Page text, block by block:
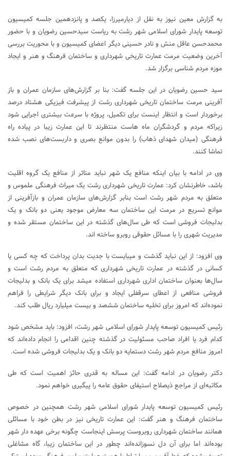
به گزارش معین نیوز به نقل از دیارمیرزا، یکصد و پانزدهمین جلسه کمیسیون
توسعه پایدار شورای اسلامی شهر رشت به ریاست سیدحسین رضویان و با حضور
محمدحسن عاقل منش و نادر حسینی دیگر اعضای کمیسیون و با محوریت بررسی
آخرین وضعیت مرمت عمارت تاریخی شهرداری و ساختمان فرهنگ و هنر و ایجاد
موزه مردم شناسی برگزار شد.
سید حسین رضویان در این جلسه گفت: بنا بر گزارش‌های سازمان عمران و باز
آفرینی مرمت ساختمان تاریخی شهرداری رشت از پیشرفت فیزیکی هشتاد درصد
برخوردار است و انتظار اینست برای تکمیل، پروژه با سرعت بیشتری اجرایی شود
زیراکه مردم و گردشگران ماه هاست منتظرند تا این عمارت زیبا در پیاده راه
فرهنگی (میدان شهدای ذهاب) را بدون موانع بصری و داربست‌های نصب شده
تماشا کنند.
وی در ادامه با بیان اینکه منافع یک شهر نباید متاثر از منافع یک گروه اقلیت
باشد، خاطرنشان کرد: عمارت تاریخی شهرداری رشت یک میراث فرهنگی ملموس و
متعلق به مردم شهر رشت است بنابر گزارش‌های سازمان عمران و بازآفرینی از
موانع تسریع در مرمت این ساختمان سه معارض موجود یعنی دو بانک و یک
بدلیجات فروشی است که طی سال‌های گذشته در این ساختمان مستقر شده و
مدیریت شهری را با مسائل حقوقی روبرو ساخته اند.
وی افزود: از این نباید گذشت و می‎بایست با جدیت بدان پرداخت که چه کسی یا
کسانی در گذشته در عمارت تاریخی شهرداری که متعلق به مردم رشت است و
سال‌ها بعنوان ساختمان اداری شهرداری استفاده میشد برای یک بانک و بدلیجات
فروشی منافعی از اعطای سرقفلی ایجاد و برای بانک دیگر شرایطی را فراهم
نموده‌اند که امروز برای تخلیه ساختمان ششصد و بیست میلیارد ریال طلب کند.
رئیس کمیسیون توسعه پایدار شورای اسلامی شهر رشت، افزود: باید مشخص شود
کدام فرد یا افراد صاحب مسئولیت در گذشته چنین اقدامی را انجام داده‌اند که
امروز منافع مردم شهر رشت دستمایه دو بانک و یک بدلیجات فروشی شده است.
دکتر رضویان در ادامه گفت: این مساله به قدری حائز اهمیت است که طی
مکاتبه‌ای از مراجع ذیصلاح استیفای حقوق عامه را پیگیری خواهم نمود.
رئیس کمیسیون توسعه پایدار شورای اسلامی شهر رشت همچنین در خصوص
ساختمان فرهنگ و هنر گفت: این عمارت تاریخی نیز در بطن خود با مسائلی
همانند ساختمان شهرداری روبروست پرسش اینجاست چگونه برخی عهده دار شهر
بوده‌اند اما برای آن دل نسوزانده‌اند چطور در این ساختمان زیبا، گاه مشاغلی